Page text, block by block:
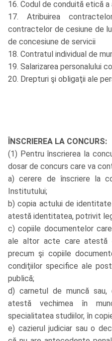
16. Codul de conduită etică
17. Atribuirea
contractelor de cesiune de
de concesiune de servicii
18. Contratul individual de
19. Salarizarea personalului
20. Drepturi şi obligaţii ale
ÎNSCRIEREA LA CONCURS:
(1) Pentru înscrierea la
dosar de concurs care va
a) cerere de înscriere la
Institutului;
b) copia actului de
atestă identitatea, potrivit
c) copiile documentelor
ale altor acte care atestă
precum şi copiile
condiţiilor specifice ale
publică;
d) carnetul de muncă sau,
atestă vechimea în
specialitatea studiilor, în
e) cazierul judiciar sau o